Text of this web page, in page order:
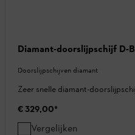
Diamant-doorslijpschijf D-
Doorslijpschijven diamant
Zeer snelle diamant-
€ 329,00*
Vergelijken